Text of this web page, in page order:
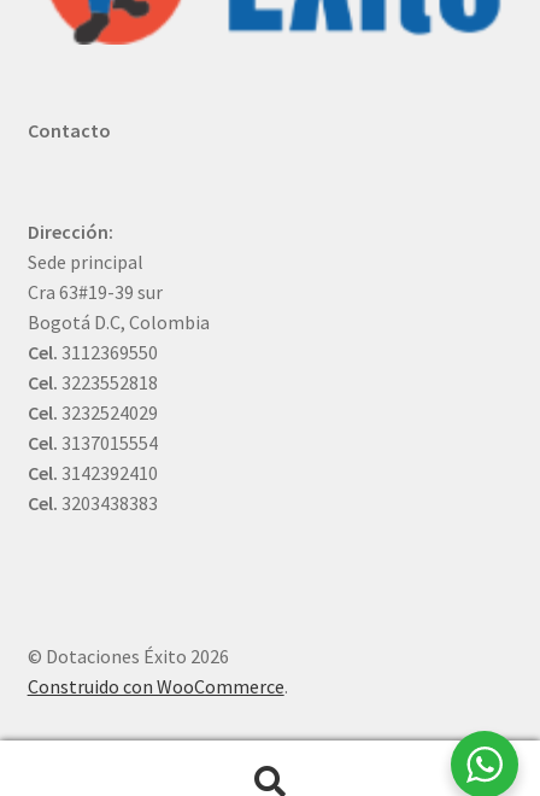
Contacto
Dirección:
Sede principal
Cra 63#19-39 sur
Bogotá D.C, Colombia
Cel. 3112369550
Cel. 3223552818
Cel. 3232524029
Cel. 3137015554
Cel. 3142392410
Cel. 3203438383
© Dotaciones Éxito 2026
Construido con WooCommerce.